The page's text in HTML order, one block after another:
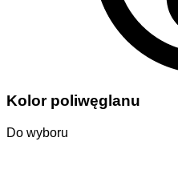
Kolor poliwęglanu
Do wyboru